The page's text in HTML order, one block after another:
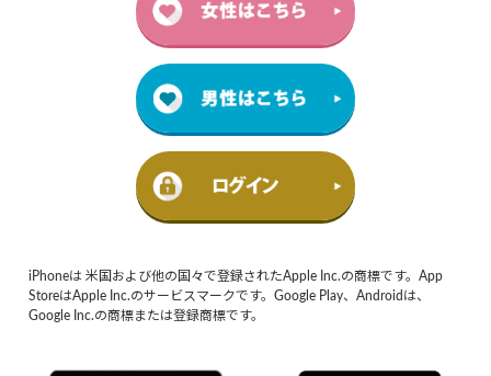
iPhoneは 米国および他の国々で登録されたApple Inc.の商標です。App
StoreはApple Inc.のサービスマークです。Google Play、Androidは、
Google Inc.の商標または登録商標です。